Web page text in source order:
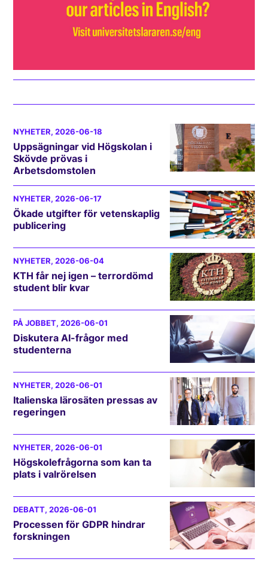
NYHETER, 2026-06-18
Uppsägningar vid Högskolan i
Skövde prövas i
Arbetsdomstolen
NYHETER, 2026-06-17
Ökade utgifter för vetenskaplig
publicering
NYHETER, 2026-06-04
KTH får nej igen – terrordömd
student blir kvar
PÅ JOBBET, 2026-06-01
Diskutera AI-frågor med
studenterna
NYHETER, 2026-06-01
Italienska lärosäten pressas av
regeringen
NYHETER, 2026-06-01
Högskolefrågorna som kan ta
plats i valrörelsen
DEBATT, 2026-06-01
Processen för GDPR hindrar
forskningen